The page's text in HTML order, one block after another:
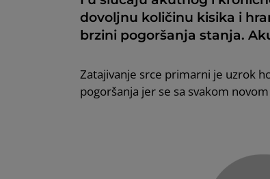
dovoljnu količinu kisika i
brzini pogoršanja stanja.
Zatajivanje srce primarni je uzrok
pogoršanja jer se sa svakom